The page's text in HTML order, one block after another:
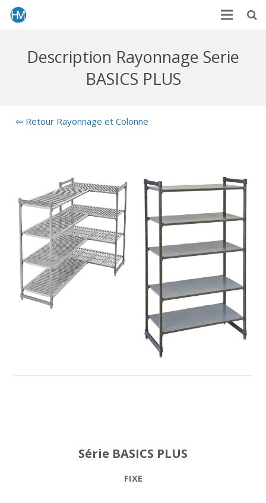
Description Rayonnage Serie
BASICS PLUS
⇦ Retour Rayonnage et Colonne
Série BASICS PLUS
FIXE